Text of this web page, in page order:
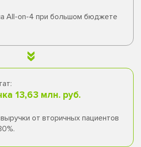
All-on-4 при большом бюджете
13,63 млн. руб.
от вторичных пациентов